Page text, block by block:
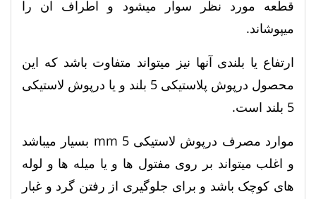
قطعه مورد نظر سوار میشود و اطراف آن را
میپوشاند.
ارتفاع یا بلندی آنها نیز میتواند متفاوت باشد که این
محصول درپوش پلاستیکی 5 بلند و یا درپوش لاستیکی
5 بلند است.
موارد مصرف درپوش لاستیکی mm 5 بسیار میباشد
و اغلب میتواند بر روی مفتول ها و یا میله ها و لوله
های کوچک باشد و برای جلوگیری از رفتن گرد و غبار